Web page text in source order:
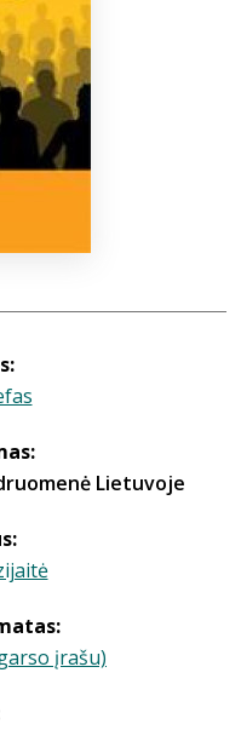
info@elvislab.lt
Lietuvoje
įrašu)